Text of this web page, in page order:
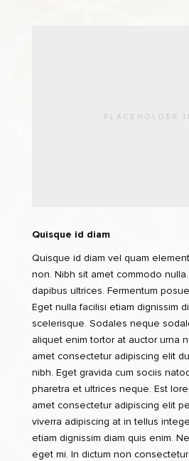
Quisque id diam
Quisque id diam vel quam
non. Nibh sit amet commodo
dapibus ultrices. Fermentum
Eget nulla facilisi etiam dignissim
scelerisque. Sodales neque
aliquet enim tortor at auctor urna
amet consectetur adipiscing elit
nibh. Eget gravida cum sociis
pharetra et ultrices neque. Est
amet consectetur adipiscing elit
viverra adipiscing at in tellus
etiam dignissim diam quis enim.
eget mi. In dictum non